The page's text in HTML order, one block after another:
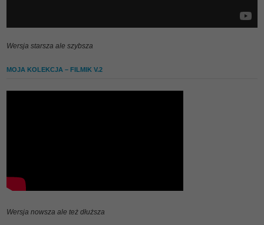
Wersja starsza ale szybsza
MOJA KOLEKCJA – FILMIK V.2
Wersja nowsza ale też dłuższa